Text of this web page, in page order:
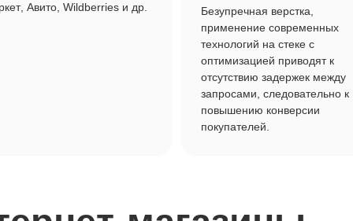
Авито, Wildberries и др.
Безупречная верстка,
применение современных
технологий на стеке с
оптимизацией приводят к
отсутствию задержек между
запросами, следовательно к
повышению конверсии
покупателей.